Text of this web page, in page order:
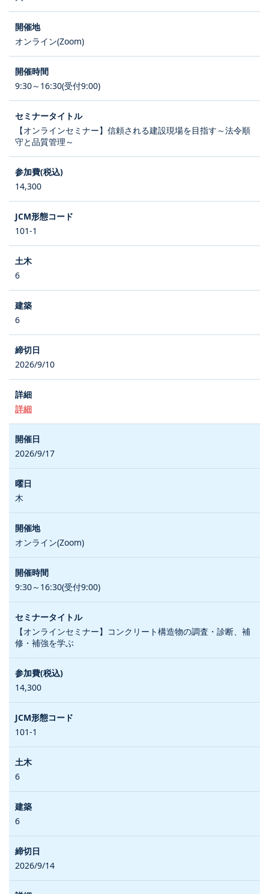
オンライン(Zoom)
9:30～16:30(受付9:00)
【オンラインセミナー】信頼される建設現場を目指す～法令順
守と品質管理～
14,300
101-1
6
6
2026/9/10
詳細
2026/9/17
木
オンライン(Zoom)
9:30～16:30(受付9:00)
【オンラインセミナー】コンクリート構造物の調査・診断、補
修・補強を学ぶ
14,300
101-1
6
6
2026/9/14